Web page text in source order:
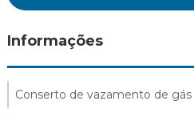
Informações
Conserto de vazamento de gás